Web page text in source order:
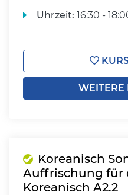
Uhrzeit: 16:30 -
WEITERE
Koreanisch
Auffrischung für
Koreanisch A2.2